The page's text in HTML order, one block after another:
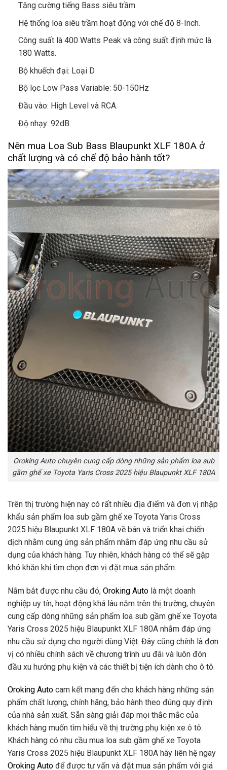
Tăng cường tiếng Bass siêu trầm.
Hệ thống loa siêu trầm hoạt động với chế độ 8-Inch.
Công suất là 400 Watts Peak và công suất định mức là
180 Watts.
Bộ khuếch đại: Loại D
Bộ lọc Low Pass Variable: 50-150Hz
Đầu vào: High Level và RCA.
Độ nhạy: 92dB.
Nên mua Loa Sub Bass Blaupunkt XLF 180A ở
chất lượng và có chế độ bảo hành tốt?
Oroking Auto chuyên cung cấp dòng những sản phẩm loa sub
gầm ghế xe Toyota Yaris Cross 2025 hiệu Blaupunkt XLF 180A
Trên thị trường hiện nay có rất nhiều địa điểm và đơn vị nhập
khẩu sản phẩm loa sub gầm ghế xe Toyota Yaris Cross
2025 hiệu Blaupunkt XLF 180A về bán và triển khai chiến
dịch nhằm cung ứng sản phẩm nhằm đáp ứng nhu cầu sử
dụng của khách hàng. Tuy nhiên, khách hàng có thể sẽ gặp
khó khăn khi tìm chọn đơn vị đặt mua sản phẩm.
Nắm bắt được nhu cầu đó, Oroking Auto là một doanh
nghiệp uy tín, hoạt động khá lâu năm trên thị trường, chuyên
cung cấp dòng những sản phẩm loa sub gầm ghế xe Toyota
Yaris Cross 2025 hiệu Blaupunkt XLF 180A nhằm đáp ứng
nhu cầu sử dụng cho người dùng Việt. Đây cũng chính là đơn
vị có nhiều chính sách về chương trình ưu đãi và luôn đón
đầu xu hướng phụ kiện và các thiết bị tiện ích dành cho ô tô.
Oroking Auto cam kết mang đến cho khách hàng những sản
phẩm chất lượng, chính hãng, bảo hành theo đúng quy định
của nhà sản xuất. Sẵn sàng giải đáp mọi thắc mắc của
khách hàng muốn tìm hiểu về thị trường phụ kiện xe ô tô.
Khách hàng có nhu cầu mua loa sub gầm ghế xe Toyota
Yaris Cross 2025 hiệu Blaupunkt XLF 180A hãy liên hệ ngay
Oroking Auto để được tư vấn và đặt mua sản phẩm với giá